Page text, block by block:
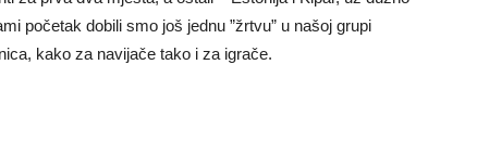
početak dobili smo još jednu ”žrtvu” u našoj grupi
kako za navijače tako i za igrače.